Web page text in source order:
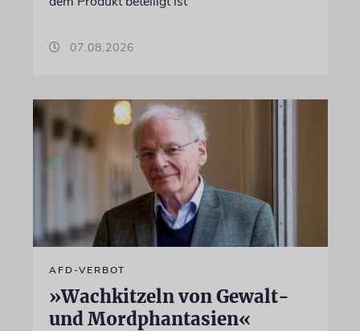
07.08.2026
AFD-VERBOT
»Wachkitzeln von Gewalt-
und Mordphantasien«